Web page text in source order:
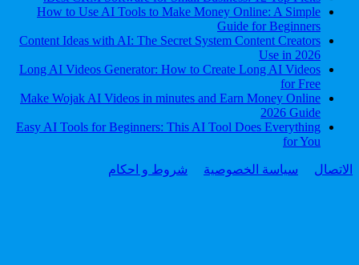
How to Use AI Tools to Make Money Online: A Simple
Guide for Beginners
Content Ideas with AI: The Secret System Content Creators
Use in 2026
Long AI Videos Generator: How to Create Long AI Videos
for Free
Make Wojak AI Videos in minutes and Earn Money Online
2026 Guide
Easy AI Tools for Beginners: This AI Tool Does Everything
for You
الاتصال سياسة الخصوصية شروط و احكام